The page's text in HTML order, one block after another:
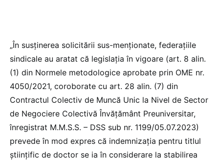
„În susținerea solicitării sus-menționate, federațiile
sindicale au aratat că legislația în vigoare (art. 8 alin.
(1) din Normele metodologice aprobate prin OME nr.
4050/2021, coroborate cu art. 28 alin. (7) din
Contractul Colectiv de Muncă Unic la Nivel de Sector
de Negociere Colectivă Învățământ Preuniversitar,
înregistrat M.M.S.S. – DSS sub nr. 1199/05.07.2023)
prevede în mod expres că indemnizația pentru titlul
științific de doctor se ia în considerare la stabilirea